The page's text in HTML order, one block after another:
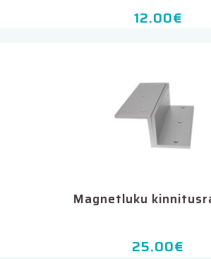
12.00€
Magnetluku
25.00€